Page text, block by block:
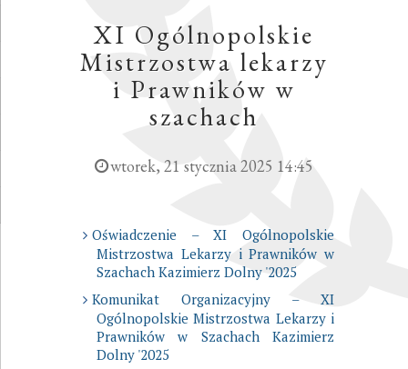
XI Ogólnopolskie
Mistrzostwa lekarzy
i Prawników w
szachach
wtorek, 21 stycznia 2025 14:45
Oświadczenie – XI Ogólnopolskie
Mistrzostwa Lekarzy i Prawników w
Szachach Kazimierz Dolny '2025
Komunikat Organizacyjny – XI
Ogólnopolskie Mistrzostwa Lekarzy i
Prawników w Szachach Kazimierz
Dolny '2025